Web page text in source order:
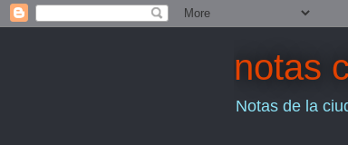
notas
Notas de la